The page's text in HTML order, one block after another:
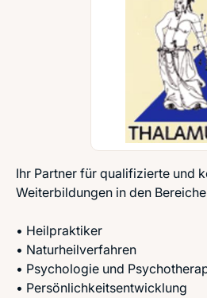
Ihr Partner für qualifizierte und
Weiterbildungen in den
• Heilpraktiker
• Naturheilverfahren
• Psychologie und
• Persönlichkeitsentwicklung